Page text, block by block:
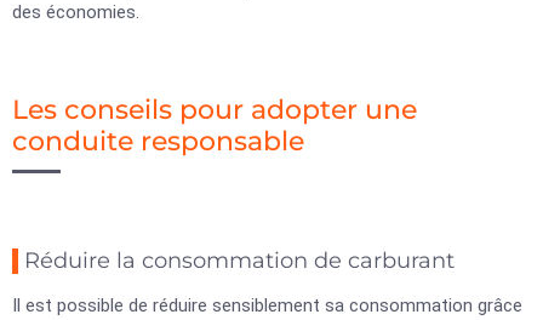
des économies.
Les conseils pour adopter une
conduite responsable
Réduire la consommation de carburant
Il est possible de réduire sensiblement sa consommation grâce